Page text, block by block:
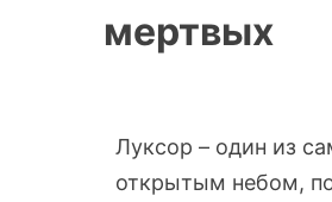
мертвых
Луксор – один из
открытым небом,